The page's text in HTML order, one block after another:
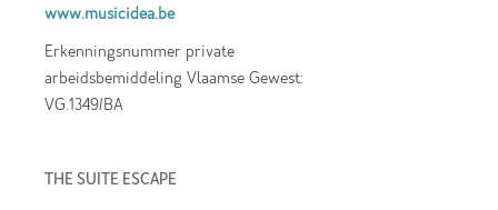
www.musicidea.be
Erkenningsnummer private
arbeidsbemiddeling Vlaamse Gewest:
VG.1349/BA
THE SUITE ESCAPE